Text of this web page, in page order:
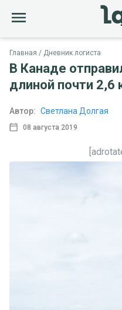
Главная Дневник логиста
В Канаде
длиной почти 2,6
08 августа 2019
Автор: Светлана Долгая